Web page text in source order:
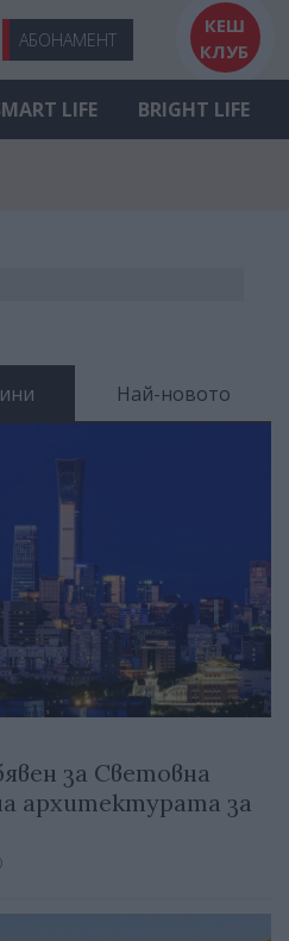
АБОНАМЕНТ
КЕШ
КЛУБ
LIFE BRIGHT LIFE
Най-новото
за Световна
архитектурата за